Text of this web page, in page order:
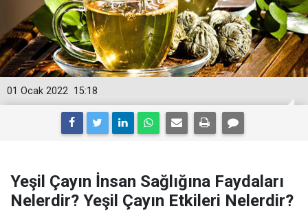
15:18
01 Ocak 2022
Yeşil Çayın İnsan Sağlığına Faydaları
Nelerdir? Yeşil Çayın Etkileri Nelerdir?